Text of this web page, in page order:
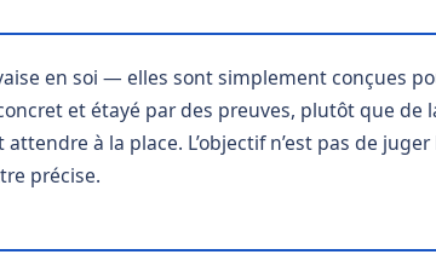
en soi — elles sont simplement conçues
et étayé par des preuves, plutôt que de
à la place. L’objectif n’est pas de juger
précise.